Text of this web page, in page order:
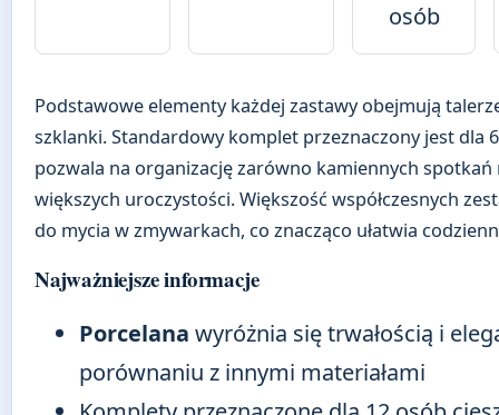
osób
Podstawowe elementy każdej zastawy obejmują
szklanki. Standardowy komplet przeznaczony jest dla
pozwala na organizację zarówno kamiennych
większych uroczystości. Większość współczesnych
do mycia w zmywarkach, co znacząco ułatwia
Najważniejsze informacje
Porcelana wyróżnia się trwałością i
porównaniu z innymi materiałami